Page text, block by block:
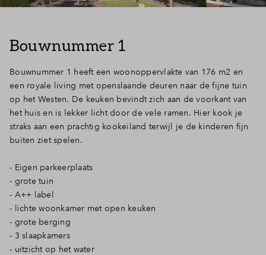
Bouwnummer 1
Bouwnummer 1 heeft een woonoppervlakte van 176 m2 en
een royale living met openslaande deuren naar de fijne tuin
op het Westen. De keuken bevindt zich aan de voorkant van
het huis en is lekker licht door de vele ramen. Hier kook je
straks aan een prachtig kookeiland terwijl je de kinderen fijn
buiten ziet spelen.
- Eigen parkeerplaats
- grote tuin
- A++ label
- lichte woonkamer met open keuken
- grote berging
- 3 slaapkamers
- uitzicht op het water